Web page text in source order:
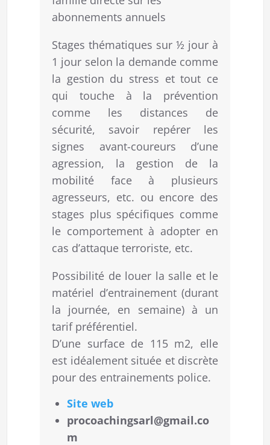
abonnements annuels
Stages thématiques sur ½ jour à
1 jour selon la demande comme
la gestion du stress et tout ce
qui touche à la prévention
comme les distances de
sécurité, savoir repérer les
signes avant-coureurs d’une
agression, la gestion de la
mobilité face à plusieurs
agresseurs, etc. ou encore des
stages plus spécifiques comme
le comportement à adopter en
cas d’attaque terroriste, etc.
Possibilité de louer la salle et le
matériel d’entrainement (durant
la journée, en semaine) à un
tarif préférentiel.
D’une surface de 115 m2, elle
est idéalement située et discrète
pour des entrainements police.
Site web
procoachingsarl@gmail.co
m